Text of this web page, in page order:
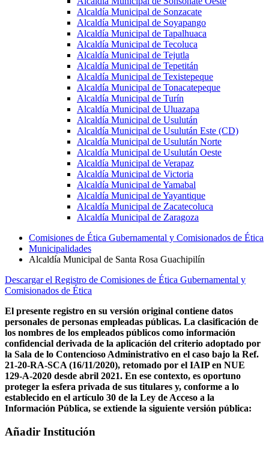
Alcaldía Municipal de Sonzacate
Alcaldía Municipal de Soyapango
Alcaldía Municipal de Tapalhuaca
Alcaldía Municipal de Tecoluca
Alcaldía Municipal de Tejutla
Alcaldía Municipal de Tepetitán
Alcaldía Municipal de Texistepeque
Alcaldía Municipal de Tonacatepeque
Alcaldía Municipal de Turín
Alcaldía Municipal de Uluazapa
Alcaldía Municipal de Usulután
Alcaldía Municipal de Usulután Este (CD)
Alcaldía Municipal de Usulután Norte
Alcaldía Municipal de Usulután Oeste
Alcaldía Municipal de Verapaz
Alcaldía Municipal de Victoria
Alcaldía Municipal de Yamabal
Alcaldía Municipal de Yayantique
Alcaldía Municipal de Zacatecoluca
Alcaldía Municipal de Zaragoza
Comisiones de Ética Gubernamental y Comisionados de Ética
Municipalidades
Alcaldía Municipal de Santa Rosa Guachipilín
Descargar el Registro de Comisiones de Ética Gubernamental y
Comisionados de Ética
El presente registro en su versión original contiene datos
personales de personas empleadas públicas. La clasificación de
los nombres de los empleados públicos como información
confidencial derivada de la aplicación del criterio adoptado por
la Sala de lo Contencioso Administrativo en el caso bajo la Ref.
21-20-RA-SCA (16/11/2020), retomado por el IAIP en NUE
129-A-2020 desde abril 2021. En ese contexto, es oportuno
proteger la esfera privada de sus titulares y, conforme a lo
establecido en el artículo 30 de la Ley de Acceso a la
Información Pública, se extiende la siguiente versión pública:
Añadir Institución